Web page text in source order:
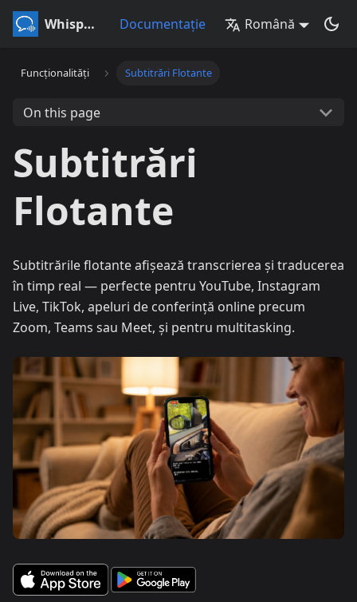
Whisperr Documentație Română
Funcționalități Subtitrări Flotante
On this page
Subtitrări
Flotante
Subtitrările flotante afișează transcrierea și traducerea
în timp real — perfecte pentru YouTube, Instagram
Live, TikTok, apeluri de conferință online precum
Zoom, Teams sau Meet, și pentru multitasking.